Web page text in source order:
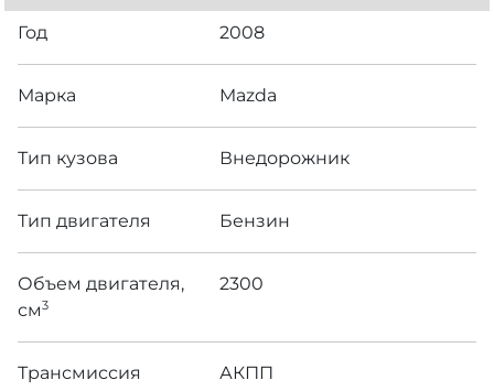
Год 2008
Марка Mazda
Тип кузова Внедорожник
Тип двигателя Бензин
Объем двигателя,
см3
2300
Трансмиссия АКПП